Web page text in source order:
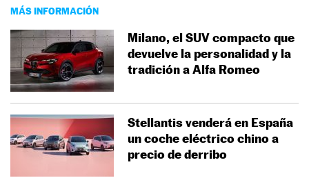
MÁS INFORMACIÓN
Milano, el SUV compacto que
devuelve la personalidad y la
tradición a Alfa Romeo
Stellantis venderá en España
un coche eléctrico chino a
precio de derribo